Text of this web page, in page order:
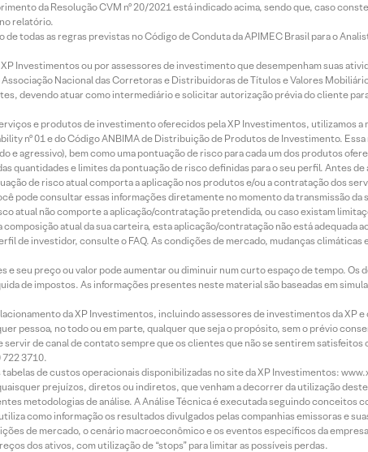
da Resolução CVM nº 20/2021 está indicado acima, sendo que, caso
relatório.
todas as regras previstas no Código de Conduta da APIMEC Brasil para o
Investimentos ou por assessores de investimento que desempenham suas
Nacional das Corretoras e Distribuidoras de Títulos e Valores
devendo atuar como intermediário e solicitar autorização prévia do cliente
e produtos de investimento oferecidos pela XP Investimentos, utilizamos
nº 01 e do Código ANBIMA de Distribuição de Produtos de Investimento.
e agressivo), bem como uma pontuação de risco para cada um dos produtos
quantidades e limites da pontuação de risco definidas para o seu perfil. Antes
de risco atual comporta a aplicação nos produtos e/ou a contratação dos
pode consultar essas informações diretamente no momento da transmissão da
atual não comporte a aplicação/contratação pretendida, ou caso existam
atual da sua carteira, esta aplicação/contratação não está adequada
de investidor, consulte o FAQ. As condições de mercado, mudanças
seu preço ou valor pode aumentar ou diminuir num curto espaço de tempo. Os
de impostos. As informações presentes neste material são baseadas em
da XP Investimentos, incluindo assessores de investimentos da XP
pessoa, no todo ou em parte, qualquer que seja o propósito, sem o prévio
de canal de contato sempre que os clientes que não se sentirem satisfeitos
3710.
de custos operacionais disponibilizadas no site da XP Investimentos:
prejuízos, diretos ou indiretos, que venham a decorrer da utilização
metodologias de análise. A Análise Técnica é executada seguindo
como informação os resultados divulgados pelas companhias emissoras e
de mercado, o cenário macroeconômico e os eventos específicos da
dos ativos, com utilização de “stops” para limitar as possíveis perdas.